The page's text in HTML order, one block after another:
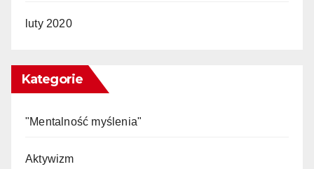
luty 2020
Kategorie
"Mentalność myślenia"
Aktywizm